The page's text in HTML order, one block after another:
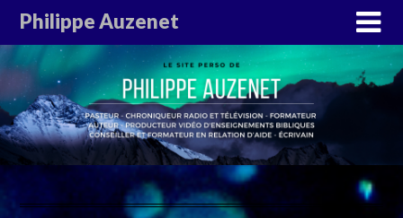
Philippe Auzenet